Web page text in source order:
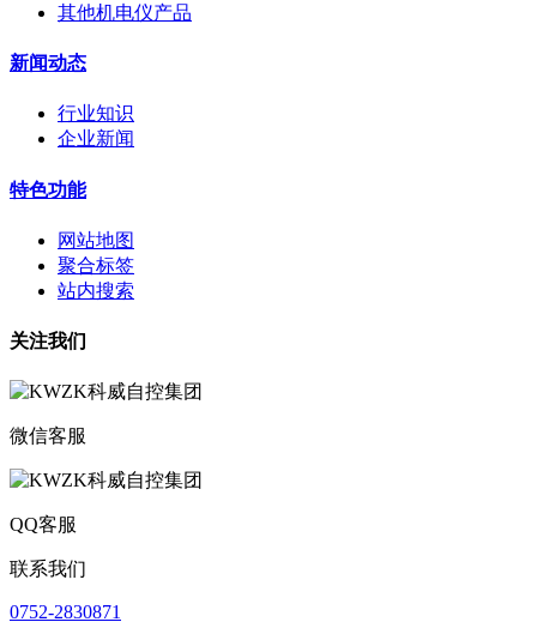
其他机电仪产品
新闻动态
行业知识
企业新闻
特色功能
网站地图
聚合标签
站内搜索
关注我们
微信客服
QQ客服
联系我们
0752-2830871